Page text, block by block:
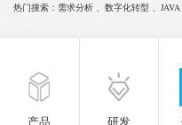
热门搜索： 需求分析 、 数字化转型 、 JAVA
产品 研发